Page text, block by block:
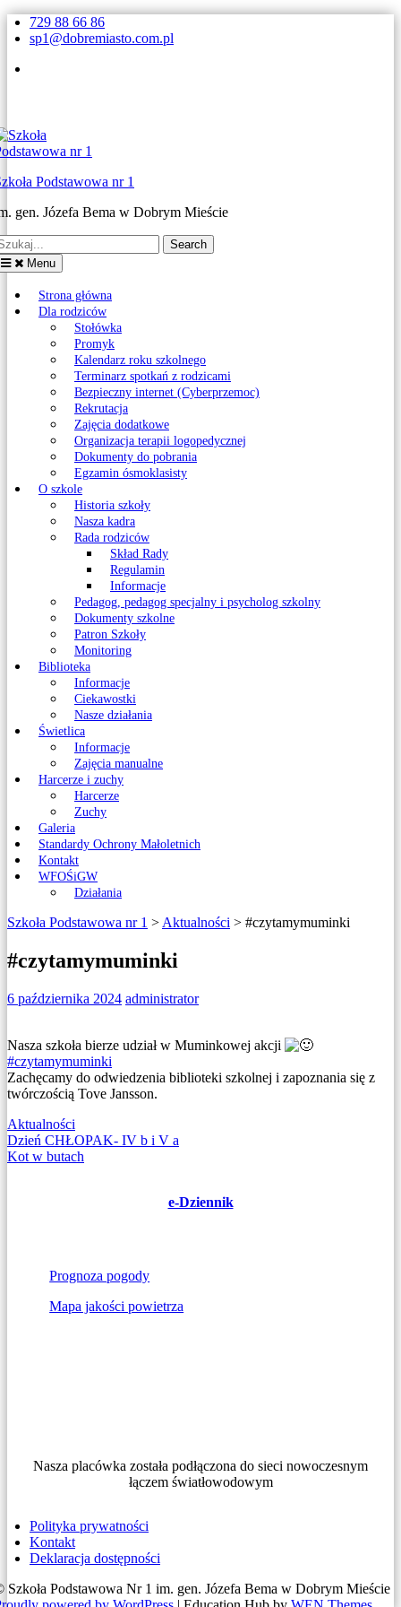
Skip
to
729 88 66 86
sp1@dobremiasto.com.pl
Podstawowa nr 1
gen. Józefa Bema w Dobrym Mieście
Menu
Strona główna
Dla rodziców
Stołówka
Promyk
Kalendarz roku szkolnego
Terminarz spotkań z rodzicami
Bezpieczny internet (Cyberprzemoc)
Rekrutacja
Zajęcia dodatkowe
Organizacja terapii logopedycznej
Dokumenty do pobrania
Egzamin ósmoklasisty
O szkole
Historia szkoły
Nasza kadra
Rada rodziców
Skład Rady
Regulamin
Informacje
Pedagog, pedagog specjalny i psycholog szkolny
Dokumenty szkolne
Patron Szkoły
Monitoring
Biblioteka
Informacje
Ciekawostki
Nasze działania
Świetlica
Informacje
Zajęcia manualne
Harcerze i zuchy
Harcerze
Zuchy
Galeria
Standardy Ochrony Małoletnich
Kontakt
WFOŚiGW
Działania
Szkoła Podstawowa nr 1 > Aktualności > #czytamymuminki
#czytamymuminki
6 października 2024 administrator
Nasza szkoła bierze udział w Muminkowej akcji
#czytamymuminki
Zachęcamy do odwiedzenia biblioteki szkolnej i zapoznania się z
twórczością Tove Jansson.
Aktualności
Nawigacja
wpisu
Dzień CHŁOPAK- IV b i V a
Kot w butach
e-Dziennik
Prognoza pogody
Mapa jakości powietrza
Nasza placówka została podłączona do sieci nowoczesnym
łączem światłowodowym
Polityka prywatności
Kontakt
Deklaracja dostępności
Szkoła Podstawowa Nr 1 im. gen. Józefa Bema w Dobrym Mieście